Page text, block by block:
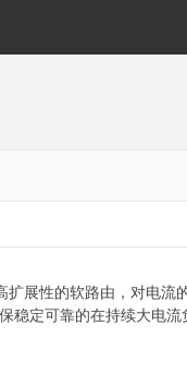
扩展性的软路由，对电流
稳定可靠的在持续大电